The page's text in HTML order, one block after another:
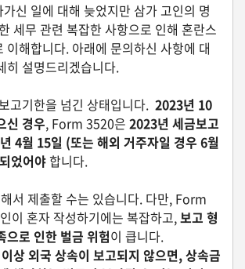
신 일에 대해 늦었지만 삼가 고인의 명
세무 관련 복잡한 사항으로 인해 혼란스
이해합니다. 아래에 문의하신 사항에 대
히 설명드리겠습니다.
고기한을 넘긴 상태입니다. 2023년 10
신 경우, Form 3520은 2023년 세금보고
4월 15일 (또는 해외 거주자일 경우 6월
었어야 합니다.
서 제출할 수는 있습니다. 다만, Form
이 혼자 작성하기에는 복잡하고,보고 형
으로 인한 벌금 위험이 큽니다.
상 외국 상속이 보고되지 않으면, 상속금